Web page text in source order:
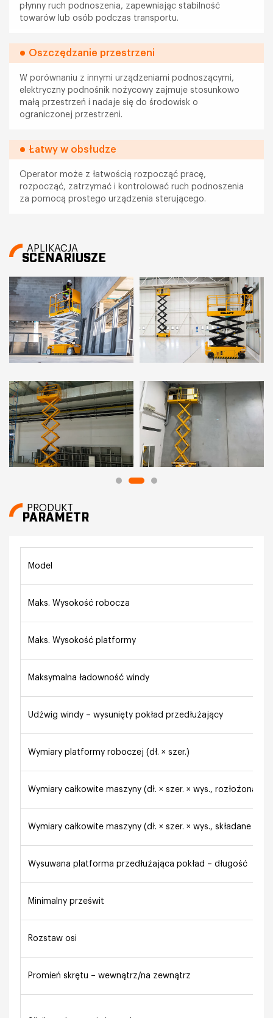
płynny ruch podnoszenia, zapewniając stabilność
towarów lub osób podczas transportu.
Oszczędzanie przestrzeni
W porównaniu z innymi urządzeniami podnoszącymi,
elektryczny podnośnik nożycowy zajmuje stosunkowo
małą przestrzeń i nadaje się do środowisk o
ograniczonej przestrzeni.
Łatwy w obsłudze
Operator może z łatwością rozpocząć pracę,
rozpocząć, zatrzymać i kontrolować ruch podnoszenia
za pomocą prostego urządzenia sterującego.
APLIKACJA
SCENARIUSZE
PRODUKT
PARAMETR
Model
Maks. Wysokość robocza
Maks. Wysokość platformy
Maksymalna ładowność windy
Udźwig windy – wysunięty pokład przedłużający
Wymiary platformy roboczej (dł. × szer.)
Wymiary całkowite maszyny (dł. × szer. × wys., rozłożona
Wymiary całkowite maszyny (dł. × szer. × wys., składane
Wysuwana platforma przedłużająca pokład – długość
Minimalny prześwit
Rozstaw osi
Promień skrętu – wewnątrz/na zewnątrz